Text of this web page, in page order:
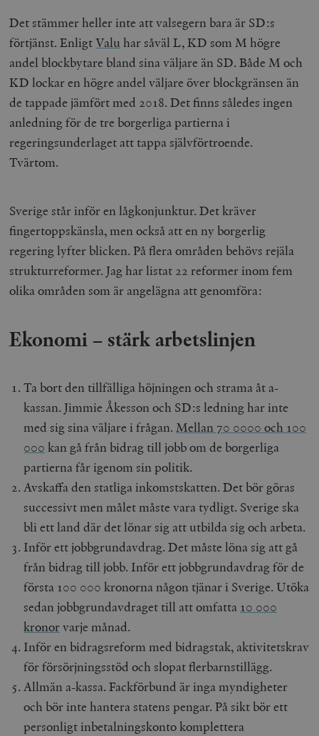
Det stämmer heller inte att valsegern bara är SD:s
förtjänst. EnligtValu har såväl L, KD som M högre
andel blockbytare bland sina väljare än SD. Både M och
KD lockar en högre andel väljare över blockgränsen än
de tappade jämfört med 2018. Det finns således ingen
anledning för de tre borgerliga partierna i
regeringsunderlaget att tappa självförtroende.
Tvärtom.
Sverige står inför en lågkonjunktur. Det kräver
fingertoppskänsla, men också att en ny borgerlig
regering lyfter blicken. På flera områden behövs rejäla
strukturreformer. Jag har listat 22 reformer inom fem
olika områden som är angelägna att genomföra:
Ekonomi – stärk arbetslinjen
Ta bort den tillfälliga höjningen och strama åt a-
kassan. Jimmie Åkesson och SD:s ledning har inte
med sig sina väljare i frågan.Mellan 70 0000 och 100
000 kan gå från bidrag till jobb om de borgerliga
partierna får igenom sin politik.
Avskaffa den statliga inkomstskatten. Det bör göras
successivt men målet måste vara tydligt. Sverige ska
bli ett land där det lönar sig att utbilda sig och arbeta.
Inför ett jobbgrundavdrag. Det måste löna sig att gå
från bidrag till jobb. Inför ett jobbgrundavdrag för de
första 100 000 kronorna någon tjänar i Sverige. Utöka
sedan jobbgrundavdraget till att omfatta 10 000
kronorvarje månad.
Inför en bidragsreform med bidragstak, aktivitetskrav
för försörjningsstöd och slopat flerbarnstillägg.
Allmän a-kassa. Fackförbund är inga myndigheter
och bör inte hantera statens pengar. På sikt bör ett
personligt inbetalningskonto komplettera